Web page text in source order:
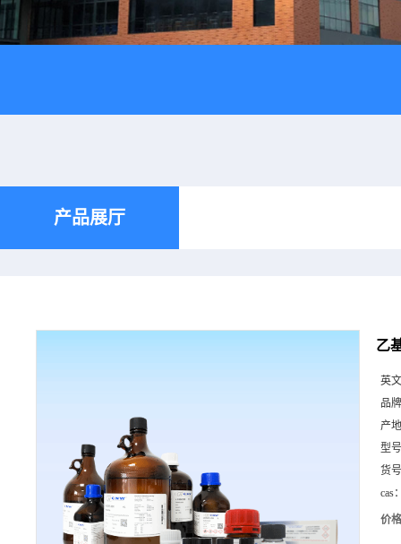
产品展厅
乙
英
品
产
型
货
cas
价